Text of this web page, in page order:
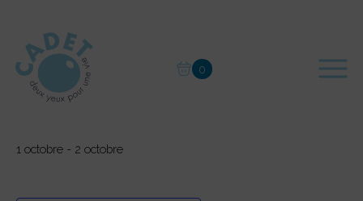
0
« Tous les Évènements
Diplopie : Comment la prendre en
1 octobre - 2 octobre